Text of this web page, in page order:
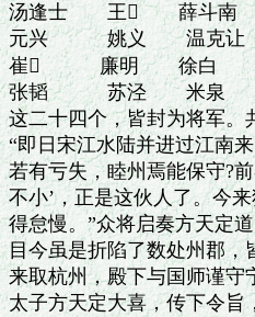
汤逢士　　王　　薛斗南
元兴　　　姚义　　温克让
崔　　　廉明　　徐白　
张韬　　　苏泾　　米泉　
这二十四个，皆封为将军。
“即日宋江水陆并进过江南
若有亏失，睦州焉能保守?
不小’，正是这伙人了。今
得怠慢。”众将启奏方天定
目今虽是折陷了数处州郡
来取杭州，殿下与国师谨守
太子方天定大喜，传下令